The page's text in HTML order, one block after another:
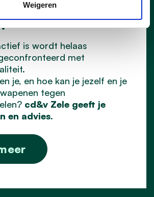
Weigeren
XL - Hoe veilig ben
is wordt helaas
met
je, en hoe kan je jezelf en je
tegen
cd&v Zele geeft je
en advies.